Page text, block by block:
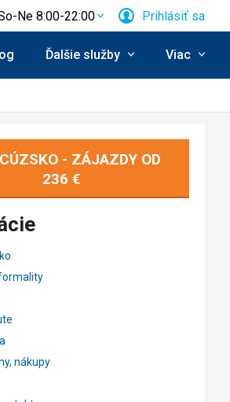
Ne 8:00-22:00 Prihlásiť sa
Ďalšie služby Viac
- ZÁJAZDY OD
236 €
nákupy